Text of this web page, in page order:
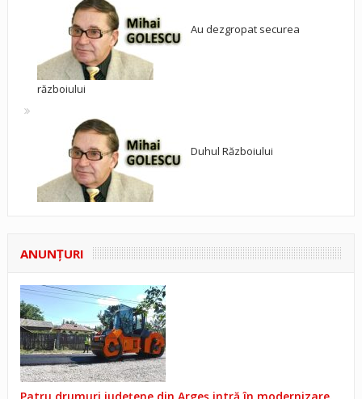
Au dezgropat securea
războiului
Duhul Războiului
ANUNŢURI